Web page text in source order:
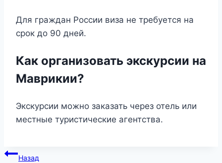
Для граждан России виза не требуется на
срок до 90 дней.
Как организовать экскурсии на
Маврикии?
Экскурсии можно заказать через отель или
местные туристические агентства.
Навигация
Назад